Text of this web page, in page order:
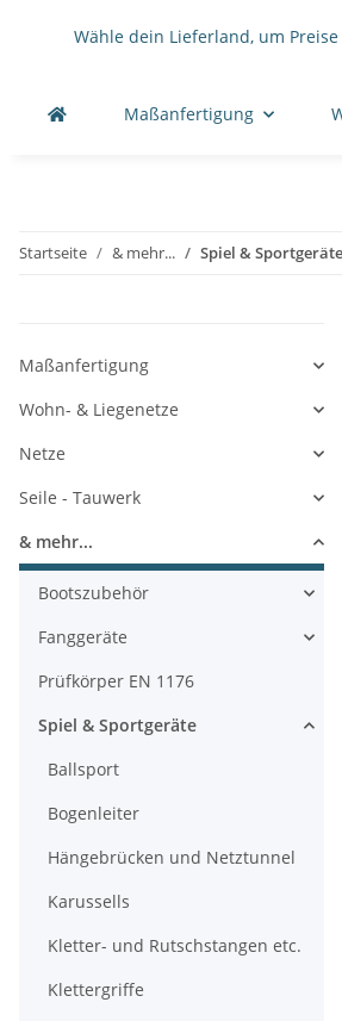
Wähle dein Lieferland, um
Maßanfertigung
Startseite & mehr... Spiel & Sportgeräte
Maßanfertigung
Wohn- & Liegenetze
Netze
Seile - Tauwerk
& mehr...
Bootszubehör
Fanggeräte
Prüfkörper EN 1176
Spiel & Sportgeräte
Ballsport
Bogenleiter
Hängebrücken und Netztunnel
Karussells
Kletter- und Rutschstangen etc.
Klettergriffe